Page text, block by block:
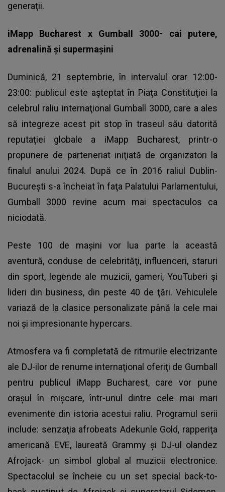
generaţii.
iMapp Bucharest x Gumball 3000- cai putere,
adrenalină şi supermaşini
Duminică, 21 septembrie, în intervalul orar 12:00-
23:00: publicul este aşteptat în Piaţa Constituţiei la
celebrul raliu internaţional Gumball 3000, care a ales
să integreze acest pit stop în traseul său datorită
reputaţiei globale a iMapp Bucharest, printr-o
propunere de parteneriat iniţiată de organizatori la
finalul anului 2024. După ce în 2016 raliul Dublin-
Bucureşti s-a încheiat în faţa Palatului Parlamentului,
Gumball 3000 revine acum mai spectaculos ca
niciodată.
Peste 100 de maşini vor lua parte la această
aventură, conduse de celebrităţi, influenceri, staruri
din sport, legende ale muzicii, gameri, YouTuberi şi
lideri din business, din peste 40 de ţări. Vehiculele
variază de la clasice personalizate până la cele mai
noi şi impresionante hypercars.
Atmosfera va fi completată de ritmurile electrizante
ale DJ-ilor de renume internaţional oferiţi de Gumball
pentru publicul iMapp Bucharest, care vor pune
oraşul în mişcare, într-unul dintre cele mai mari
evenimente din istoria acestui raliu. Programul serii
include: senzaţia afrobeats Adekunle Gold, rapperiţa
americană EVE, laureată Grammy şi DJ-ul olandez
Afrojack- un simbol global al muzicii electronice.
Spectacolul se încheie cu un set special back-to-